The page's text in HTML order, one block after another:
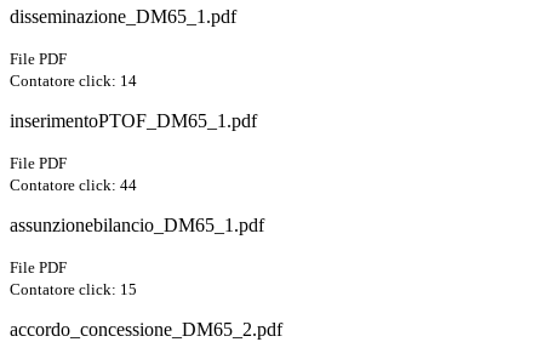
disseminazione_DM65_1.pdf
File PDF
Contatore click: 14
inserimentoPTOF_DM65_1.pdf
File PDF
Contatore click: 44
assunzionebilancio_DM65_1.pdf
File PDF
Contatore click: 15
accordo_concessione_DM65_2.pdf